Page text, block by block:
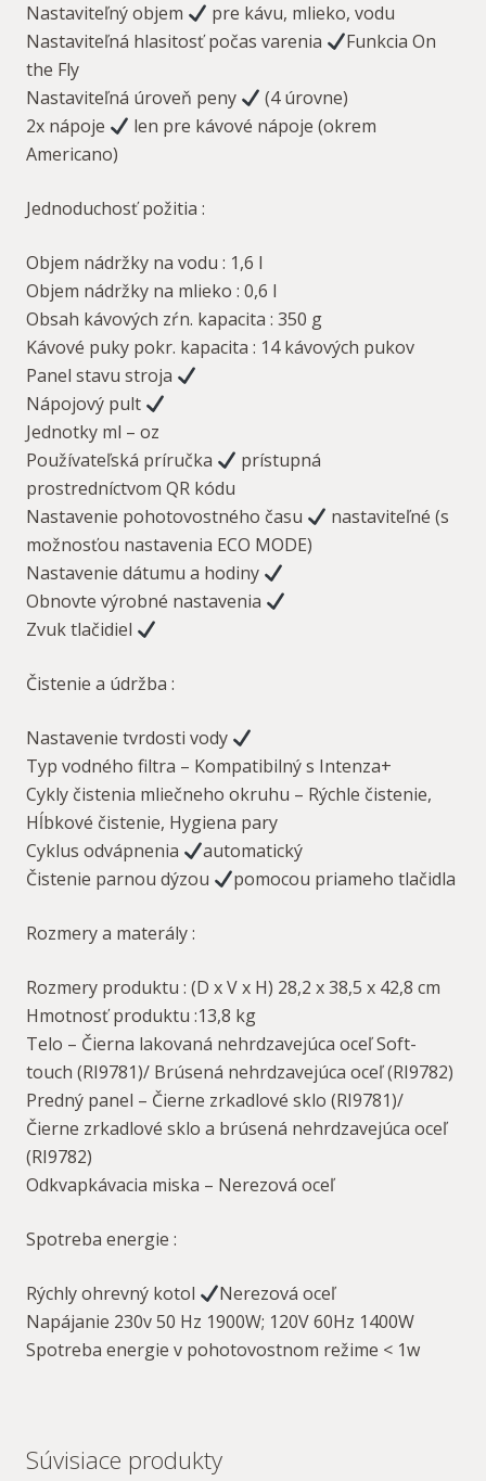
Nastaviteľný objem
pre kávu, mlieko, vodu
Nastaviteľná hlasitosť počas varenia
Funkcia On
the Fly
Nastaviteľná úroveň peny
(4 úrovne)
2x nápoje
len pre kávové nápoje (okrem
Americano)
Jednoduchosť požitia :
Objem nádržky na vodu : 1,6 l
Objem nádržky na mlieko : 0,6 l
Obsah kávových zŕn. kapacita : 350 g
Kávové puky pokr. kapacita : 14 kávových pukov
Panel stavu stroja
Nápojový pult
Jednotky ml – oz
Používateľská príručka
prístupná
prostredníctvom QR kódu
Nastavenie pohotovostného času
nastaviteľné (s
možnosťou nastavenia ECO MODE)
Nastavenie dátumu a hodiny
Obnovte výrobné nastavenia
Zvuk tlačidiel
Čistenie a údržba :
Nastavenie tvrdosti vody
Typ vodného filtra – Kompatibilný s Intenza+
Cykly čistenia mliečneho okruhu – Rýchle čistenie,
Hĺbkové čistenie, Hygiena pary
Cyklus odvápnenia
automatický
Čistenie parnou dýzou
pomocou priameho tlačidla
Rozmery a materály :
Rozmery produktu : (D x V x H) 28,2 x 38,5 x 42,8 cm
Hmotnosť produktu :13,8 kg
Telo – Čierna lakovaná nehrdzavejúca oceľ Soft-
touch (RI9781)/ Brúsená nehrdzavejúca oceľ (RI9782)
Predný panel – Čierne zrkadlové sklo (RI9781)/
Čierne zrkadlové sklo a brúsená nehrdzavejúca oceľ
(RI9782)
Odkvapkávacia miska – Nerezová oceľ
Spotreba energie :
Rýchly ohrevný kotol
Nerezová oceľ
Napájanie 230v 50 Hz 1900W; 120V 60Hz 1400W
Spotreba energie v pohotovostnom režime < 1w
Súvisiace produkty